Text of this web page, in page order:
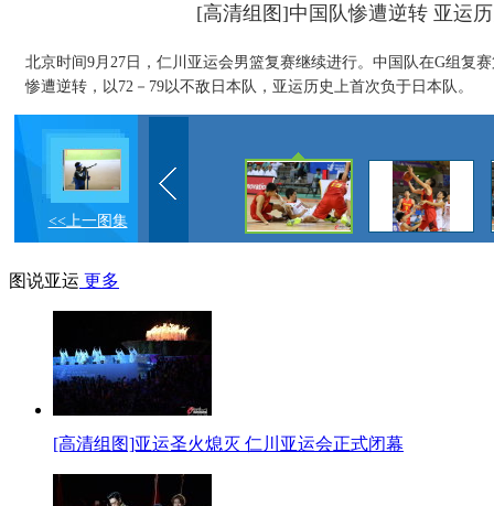
[高清组图]中国队惨遭逆转 亚运
北京时间9月27日，仁川亚运会男篮复赛继续进行。中国队在G组复
惨遭逆转，以72－79以不敌日本队，亚运历史上首次负于日本队。
<<上一图集
图说亚运 更多
[高清组图]亚运圣火熄灭 仁川亚运会正式闭幕